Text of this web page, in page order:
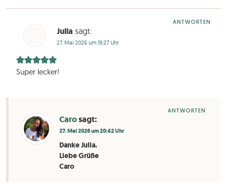
Julia sagt:
27. Mai 2026 um 19:27 Uhr
Super lecker!
ANTWORTEN
Carosagt:
27. Mai 2026 um 20:42 Uhr
Danke Julia.
Liebe Grüße
Caro
ANTWORTEN